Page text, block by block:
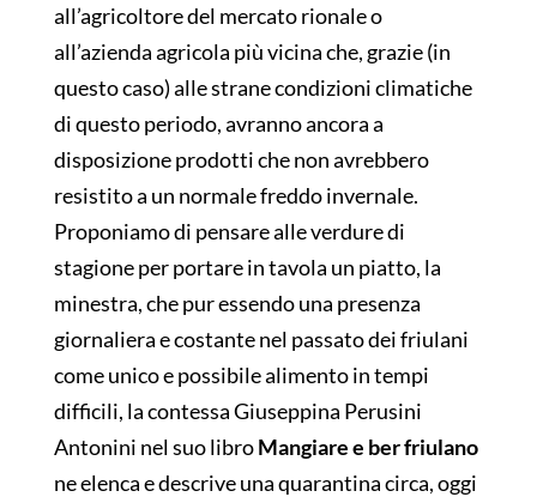
all’agricoltore del mercato rionale o
all’azienda agricola più vicina che, grazie (in
questo caso) alle strane condizioni climatiche
di questo periodo, avranno ancora a
disposizione prodotti che non avrebbero
resistito a un normale freddo invernale.
Proponiamo di pensare alle verdure di
stagione per portare in tavola un piatto, la
minestra, che pur essendo una presenza
giornaliera e costante nel passato dei friulani
come unico e possibile alimento in tempi
difficili, la contessa Giuseppina Perusini
Antonini nel suo libroMangiare e ber friulano
ne elenca e descrive una quarantina circa, oggi